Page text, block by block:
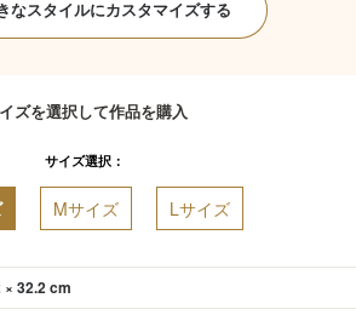
なスタイルにカスタマイズする
ズを選択して作品を購入
サイズ選択：
Mサイズ Lサイズ
× 32.2 cm